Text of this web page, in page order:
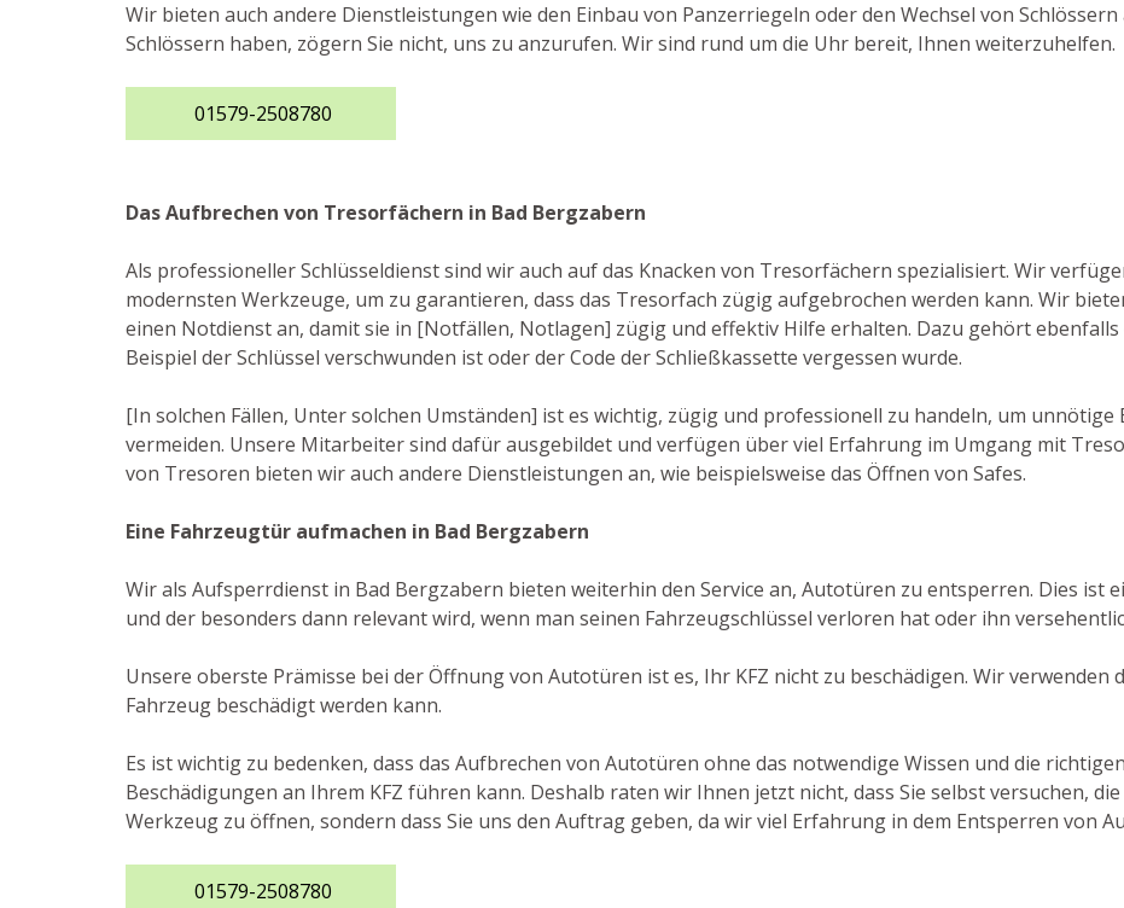
Wir bieten auch andere Dienstleistungen wie den Einbau von Panzerriegeln oder den Wechsel von
Schlössern haben, zögern Sie nicht, uns zu anzurufen. Wir sind rund um die Uhr bereit, Ihnen weiterzuhelfen.
01579-2508780
Das Aufbrechen von Tresorfächern in Bad Bergzabern
Als professioneller Schlüsseldienst sind wir auch auf das Knacken von Tresorfächern spezialisiert. Wir
modernsten Werkzeuge, um zu garantieren, dass das Tresorfach zügig aufgebrochen werden kann. Wir
einen Notdienst an, damit sie in [Notfällen, Notlagen] zügig und effektiv Hilfe erhalten. Dazu gehört
Beispiel der Schlüssel verschwunden ist oder der Code der Schließkassette vergessen wurde.
[In solchen Fällen, Unter solchen Umständen] ist es wichtig, zügig und professionell zu handeln, um unnötige
vermeiden. Unsere Mitarbeiter sind dafür ausgebildet und verfügen über viel Erfahrung im Umgang mit
von Tresoren bieten wir auch andere Dienstleistungen an, wie beispielsweise das Öffnen von Safes.
Eine Fahrzeugtür aufmachen in Bad Bergzabern
Wir als Aufsperrdienst in Bad Bergzabern bieten weiterhin den Service an, Autotüren zu entsperren. Dies ist
und der besonders dann relevant wird, wenn man seinen Fahrzeugschlüssel verloren hat oder ihn
Unsere oberste Prämisse bei der Öffnung von Autotüren ist es, Ihr KFZ nicht zu beschädigen. Wir
Fahrzeug beschädigt werden kann.
Es ist wichtig zu bedenken, dass das Aufbrechen von Autotüren ohne das notwendige Wissen und die
Beschädigungen an Ihrem KFZ führen kann. Deshalb raten wir Ihnen jetzt nicht, dass Sie selbst versuchen,
Werkzeug zu öffnen, sondern dass Sie uns den Auftrag geben, da wir viel Erfahrung in dem Entsperren von
01579-2508780